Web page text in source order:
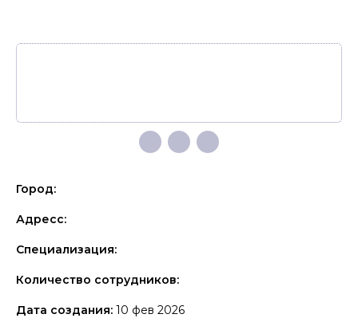
Город:
Адресс:
Специализация:
Количество сотрудников:
Дата создания: 10 фев 2026